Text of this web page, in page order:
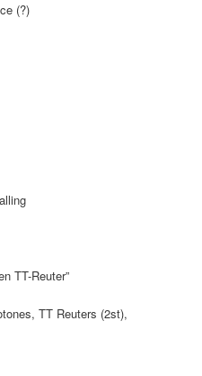
(?)
TT-Reuter”
TT Reuters (2st),